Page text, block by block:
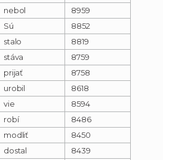
nebol
8959
Sú
8852
stalo
8819
stáva
8759
prijať
8758
urobil
8618
vie
8594
robí
8486
modliť
8450
dostal
8439